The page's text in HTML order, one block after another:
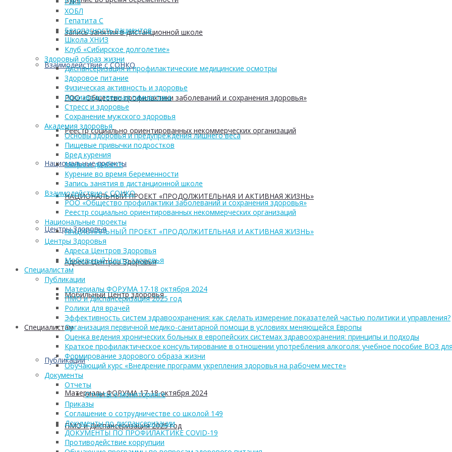
Запись занятия в дистанционной школе
Взаимодействие с СОНКО
РОО «Общество профилактики заболеваний и сохранения здоровья»
Реестр социально ориентированных некоммерческих организаций
Национальные проекты
НАЦИОНАЛЬНЫЙ ПРОЕКТ «ПРОДОЛЖИТЕЛЬНАЯ И АКТИВНАЯ ЖИЗНЬ»
Центры Здоровья
Адреса Центров Здоровья
Мобильный Центр здоровья
Cпециалистам
Публикации
Материалы ФОРУМА 17-18 октября 2024
ПМО и Диспансеризация 2025 год
ХОБЛ
Гепатита С
Безопасность пациентов
Школа ХНИЗ
Клуб «Сибирское долголетие»
Здоровый образ жизни
Диспансеризация и профилактические медицинские осмотры
Здоровое питание
Физическая активность и здоровье
Производственная гимнастика
Стресс и здоровье
Сохранение мужского здоровья
Академия здоровья
Основы здоровья и предупреждения лишнего веса
Пищевые привычки подростков
Вред курения
Мифы о диабете
Курение во время беременности
Запись занятия в дистанционной школе
Взаимодействие с СОНКО
РОО «Общество профилактики заболеваний и сохранения здоровья»
Реестр социально ориентированных некоммерческих организаций
Национальные проекты
НАЦИОНАЛЬНЫЙ ПРОЕКТ «ПРОДОЛЖИТЕЛЬНАЯ И АКТИВНАЯ ЖИЗНЬ»
Центры Здоровья
Адреса Центров Здоровья
Мобильный Центр здоровья
Cпециалистам
Публикации
Материалы ФОРУМА 17-18 октября 2024
ПМО и Диспансеризация 2025 год
Ролики для врачей
Эффективность систем здравоохранения: как сделать измерение показателей частью политики и управления?
Организация первичной медико-санитарной помощи в условиях меняющейся Европы
Оценка ведения хронических больных в европейских системах здравоохранения: принципы и подходы
Краткое профилактическое консультирование в отношении употребления алкоголя: учебное пособие ВОЗ
Формирование здорового образа жизни
Обучающий курс «Внедрение программ укрепления здоровья на рабочем месте»
Документы
Отчеты
Отчеты о мониторинге
Приказы
Соглашение о сотрудничестве со школой 149
Документы по диспансеризации
ДОКУМЕНТЫ ПО ПРОФИЛАКТИКЕ COVID-19
Противодействие коррупции